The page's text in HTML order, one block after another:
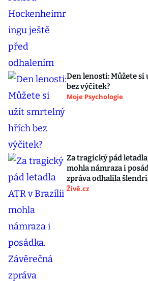
Den lenosti: Můžete
bez výčitek?
Moje Psychologie
Za tragický pád
mohla námraza i
zpráva odhalila
Živě.cz